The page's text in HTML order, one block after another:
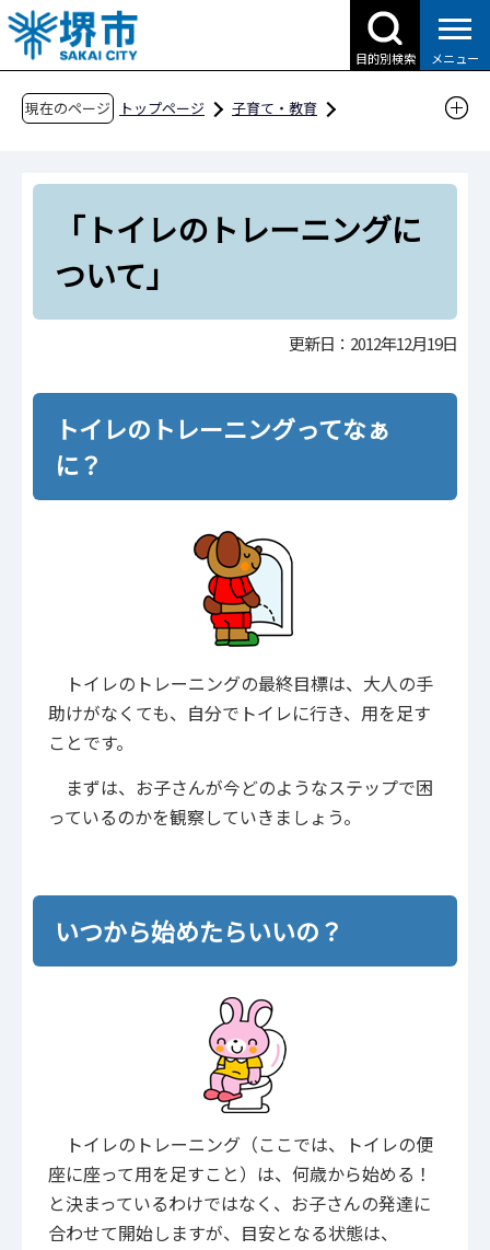
こ
の
ペ
目的別検索 メニュー
現在のページ トップページ
子育て・教育
相談したい
子どもの健康・子育てに関する相談
子育て悩み相談室 ～発達相談でよくきく悩みご
と～
「トイレのトレーニングについて」
「トイレのトレーニングに
ついて」
更新日：2012年12月19日
トイレのトレーニングってなぁ
に？
トイレのトレーニングの最終目標は、大人の手
助けがなくても、自分でトイレに行き、用を足す
ことです。
まずは、お子さんが今どのようなステップで困
っているのかを観察していきましょう。
いつから始めたらいいの？
トイレのトレーニング（ここでは、トイレの便
座に座って用を足すこと）は、何歳から始める！
と決まっているわけではなく、お子さんの発達に
合わせて開始しますが、目安となる状態は、